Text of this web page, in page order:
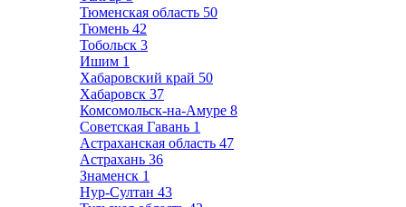
Тюменская область 50
Тюмень 42
Тобольск 3
Ишим 1
Хабаровский край 50
Хабаровск 37
Комсомольск-на-Амуре 8
Советская Гавань 1
Астраханская область 47
Астрахань 36
Знаменск 1
Нур-Султан 43